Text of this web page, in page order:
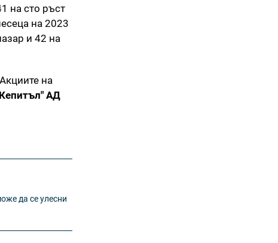
на сто ръст
на 2023
и 42 на
на
АД
да се улесни